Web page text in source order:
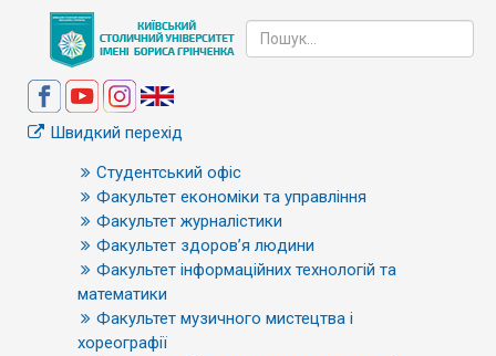
Швидкий перехід
Студентський офіс
Факультет економіки та управління
Факультет журналістики
Факультет здоров’я людини
Факультет інформаційних технологій та
математики
Факультет музичного мистецтва і
хореографії